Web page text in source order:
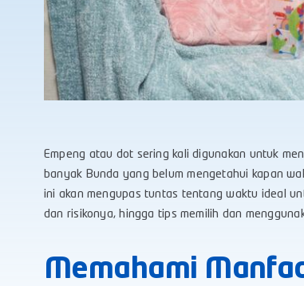
Empeng atau dot sering kali digunakan untuk
banyak Bunda yang belum mengetahui kapan
ini akan mengupas tuntas tentang waktu ideal
dan risikonya, hingga tips memilih dan
Memahami